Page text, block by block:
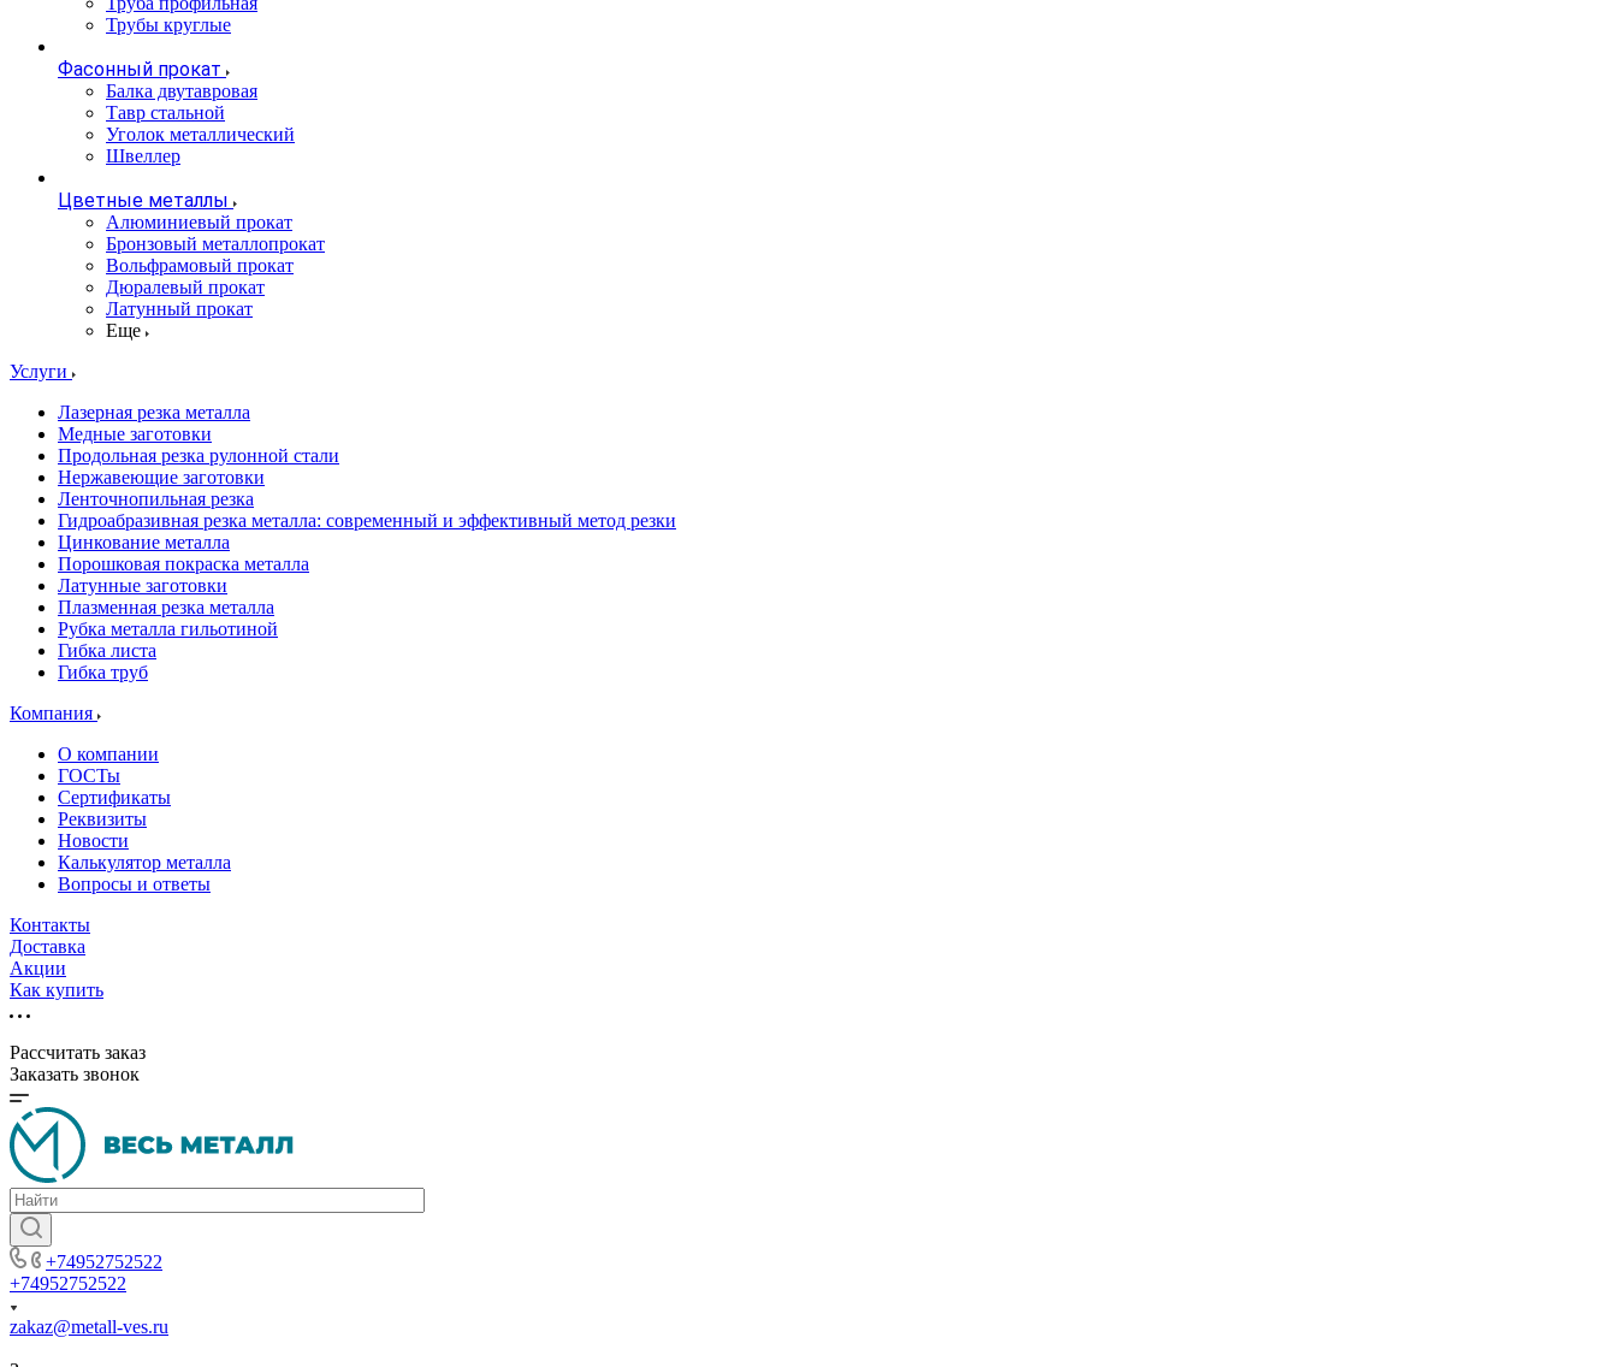
Трубы круглые
Фасонный прокат
Балка двутавровая
Тавр стальной
Уголок металлический
Швеллер
Цветные металлы
Алюминиевый прокат
Бронзовый металлопрокат
Вольфрамовый прокат
Дюралевый прокат
Латунный прокат
Еще
Услуги
Лазерная резка металла
Медные заготовки
Продольная резка рулонной стали
Нержавеющие заготовки
Ленточнопильная резка
Гидроабразивная резка металла: современный и эффективный метод резки
Цинкование металла
Порошковая покраска металла
Латунные заготовки
Плазменная резка металла
Рубка металла гильотиной
Гибка листа
Гибка труб
Компания
О компании
ГОСТы
Сертификаты
Реквизиты
Новости
Калькулятор металла
Вопросы и ответы
Контакты
Доставка
Акции
Как купить
Рассчитать заказ
Заказать звонок
+74952752522
+74952752522
zakaz@metall-ves.ru